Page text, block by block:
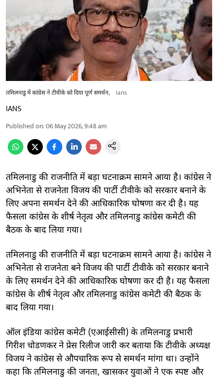
तमिलनाडु में कांग्रेस ने टीवीके को दिया पूर्ण समर्थन, ians
IANS
Published on:06 May 2026, 9:48 am
तमिलनाडु की राजनीति में बड़ा घटनाक्रम सामने आया है। कांग्रेस ने
अभिनेता से राजनेता विजय की पार्टी टीवीके को सरकार बनाने के
लिए अपना समर्थन देने की आधिकारिक घोषणा कर दी है। यह
फैसला कांग्रेस के शीर्ष नेतृत्व और तमिलनाडु कांग्रेस कमेटी की
बैठक के बाद लिया गया।
तमिलनाडु की राजनीति में बड़ा घटनाक्रम सामने आया है। कांग्रेस ने
अभिनेता से राजनेता बने विजय की पार्टी टीवीके को सरकार बनाने
के लिए समर्थन देने की आधिकारिक घोषणा कर दी है। यह फैसला
कांग्रेस के शीर्ष नेतृत्व और तमिलनाडु कांग्रेस कमेटी की बैठक के
बाद लिया गया।
ऑल इंडिया कांग्रेस कमेटी (एआईसीसी) के तमिलनाडु प्रभारी
गिरीश चोडणकर ने प्रेस रिलीज जारी कर बताया कि टीवीके अध्यक्ष
विजय ने कांग्रेस से औपचारिक रूप से समर्थन मांगा था। उन्होंने
कहा कि तमिलनाडु की जनता, खासकर युवाओं ने एक स्पष्ट और